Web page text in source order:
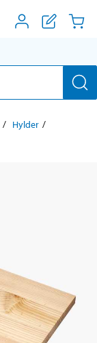
Hylder